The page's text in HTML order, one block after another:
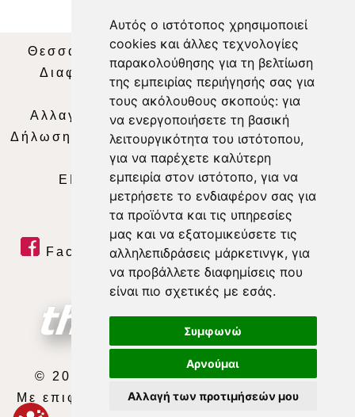
Αυτός ο ιστότοπος χρησιμοποιεί
cookies και άλλες τεχνολογίες
παρακολούθησης για τη βελτίωση
της εμπειρίας περιήγησής σας για
τους ακόλουθους σκοπούς: για
να ενεργοποιήσετε τη βασική
λειτουργικότητα του ιστότοπου,
για να παρέχετε καλύτερη
εμπειρία στον ιστότοπο, για να
μετρήσετε το ενδιαφέρον σας για
τα προϊόντα και τις υπηρεσίες
μας και να εξατομικεύσετε τις
αλληλεπιδράσεις μάρκετινγκ, για
να προβάλλετε διαφημίσεις που
είναι πιο σχετικές με εσάς.
Συμφωνώ
Αρνούμαι
Αλλαγή των προτιμήσεών μου
Θεσσαλία Τηλεόραση|SNG Services
Διαφήμιση | Όροι Χρήσης |Δήλωση
Απορρήτου |
Περιεχόμενο
Αλλαγή Προτιμήσεων για τα Cookies
Δήλωση συμμόρφωσης με τη σύσταση (ΕΕ)
2018/334|Ταυτότητα
ΕΝΗΜΕΡΩΣΗ |WEB TV| LIVE
Facebook| Twitter | Youtube
RSS Feed
© 2026 ΘΕΣΣΑΛΙΑ ΤΗΛΕΟΡΑΣΗ Α.Ε.
Με επιφύλαξη κάθε νόμιμου δικαιώματος.